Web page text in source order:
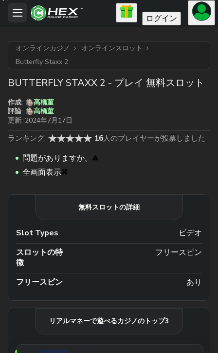
ログイン
オンラインカジノ
オンラインスロット
Butterfly Staxx 2
BUTTERFLY STAXX 2 - プレイ 無料スロット
作成:
高橋菫
評論:
高橋菫
更新: 2024年7月17日
ランキング: 16人のプレイヤーが投票しました
問題がありますか。
全画面表示
無料スロットの詳細
Slot Types
ビデオ
スロットの特
徴
フリースピン
フリースピン あり
リアルマネーで遊べるカジノのトップ3